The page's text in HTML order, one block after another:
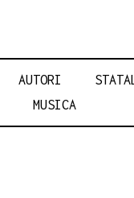
AUTORI
MUSICA